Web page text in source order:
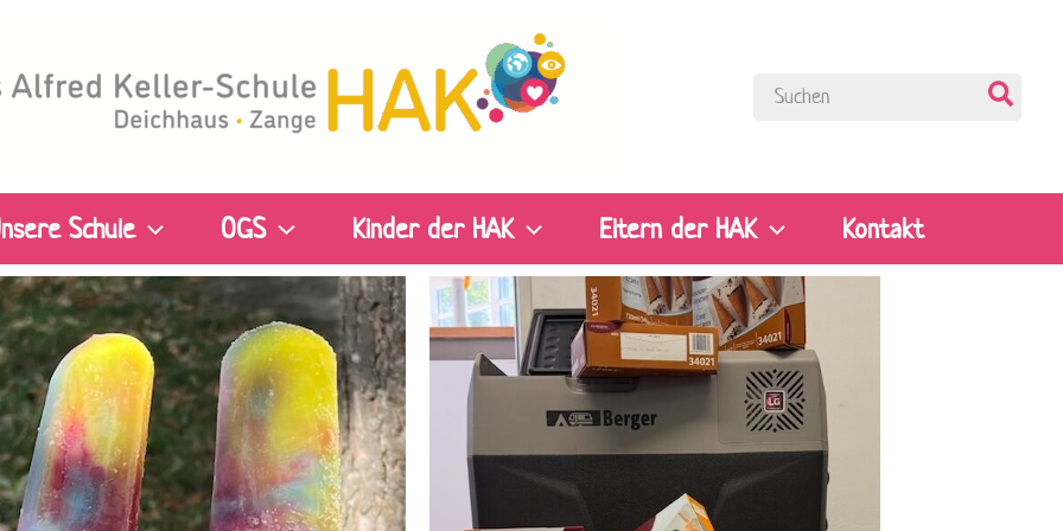
Search
for:
Schule OGS Kinder der HAK Eltern der HAK Kontakt